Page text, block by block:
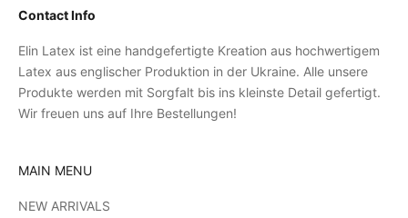
Contact Info
Elin Latex ist eine handgefertigte Kreation aus hochwertigem
Latex aus englischer Produktion in der Ukraine. Alle unsere
Produkte werden mit Sorgfalt bis ins kleinste Detail gefertigt.
Wir freuen uns auf Ihre Bestellungen!
MAIN MENU
NEW ARRIVALS